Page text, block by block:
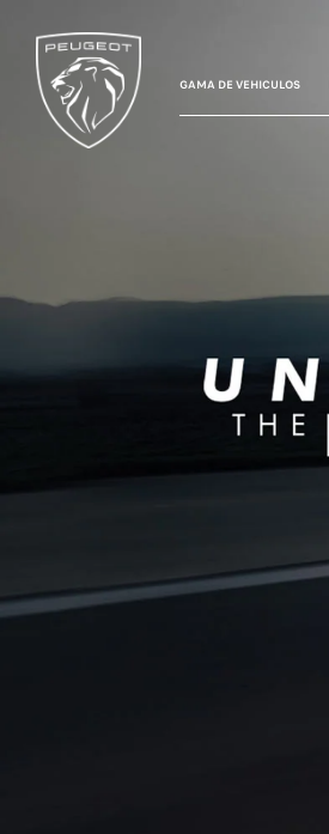
GAMA DE VEHICULOS